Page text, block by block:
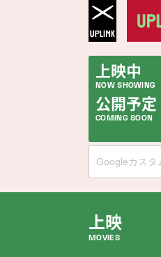
上映中
NOW SHOWING
公開予定
COMING SOON
上映
MOVIES